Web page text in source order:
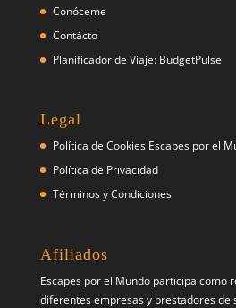
Conóceme
Contácto
Planificador de Viaje: BudgetPulse
Legal
Política de Cookies Escapes por el
Política de Privacidad
Términos y Condiciones
Afiliados
Escapes por el Mundo participa como
diferentes empresas y prestadores de